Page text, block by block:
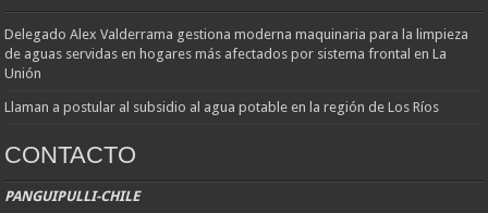
Delegado Alex Valderrama gestiona moderna maquinaria para la limpieza
de aguas servidas en hogares más afectados por sistema frontal en La
Unión
Llaman a postular al subsidio al agua potable en la región de Los Ríos
CONTACTO
PANGUIPULLI-CHILE